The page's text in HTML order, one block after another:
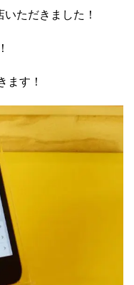
ただきました！
ます！